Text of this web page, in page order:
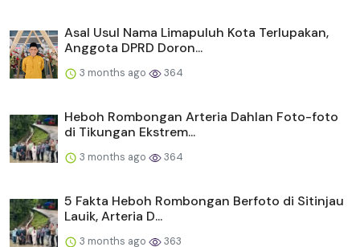
Asal Usul Nama Limapuluh Kota Terlupakan,
Anggota DPRD Doron...
3 months ago 364
Heboh Rombongan Arteria Dahlan Foto-foto
di Tikungan Ekstrem...
3 months ago 364
5 Fakta Heboh Rombongan Berfoto di Sitinjau
Lauik, Arteria D...
3 months ago 363